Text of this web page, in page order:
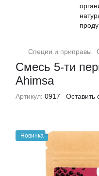
Специи и приправы
Смесь 5-ти
Ahimsa
Артикул: 0917 Оставить
Новинка